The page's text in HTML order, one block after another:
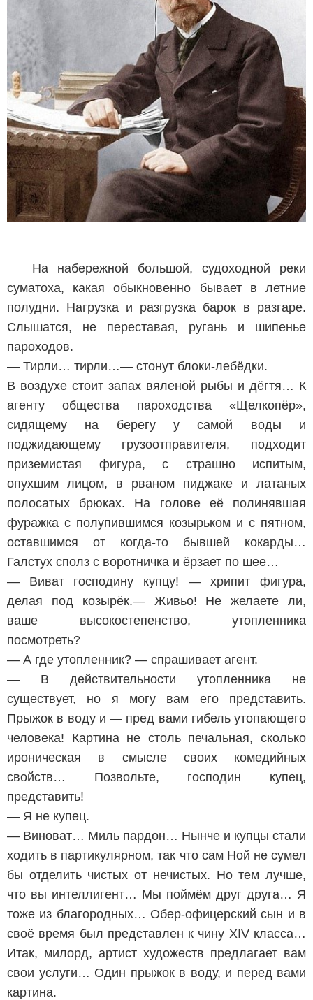
На набережной большой, судоходной реки
суматоха, какая обыкновенно бывает в летние
полудни. Нагрузка и разгрузка барок в разгаре.
Слышатся, не переставая, ругань и шипенье
пароходов.
— Тирли… тирли…— стонут блоки-лебёдки.
В воздухе стоит запах вяленой рыбы и дёгтя… К
агенту общества пароходства «Щелкопёр»,
сидящему на берегу у самой воды и
поджидающему грузоотправителя, подходит
приземистая фигура, с страшно испитым,
опухшим лицом, в рваном пиджаке и латаных
полосатых брюках. На голове её полинявшая
фуражка с полупившимся козырьком и с пятном,
оставшимся от когда-то бывшей кокарды…
Галстух сполз с воротничка и ёрзает по шее…
— Виват господину купцу! — хрипит фигура,
делая под козырёк.— Живьо! Не желаете ли,
ваше высокостепенство, утопленника
посмотреть?
— А где утопленник? — спрашивает агент.
— В действительности утопленника не
существует, но я могу вам его представить.
Прыжок в воду и — пред вами гибель утопающего
человека! Картина не столь печальная, сколько
ироническая в смысле своих комедийных
свойств… Позвольте, господин купец,
представить!
— Я не купец.
— Виноват… Миль пардон… Нынче и купцы стали
ходить в партикулярном, так что сам Ной не сумел
бы отделить чистых от нечистых. Но тем лучше,
что вы интеллигент… Мы поймём друг друга… Я
тоже из благородных… Обер-офицерский сын и в
своё время был представлен к чину XIV класса…
Итак, милорд, артист художеств предлагает вам
свои услуги… Один прыжок в воду, и перед вами
картина.